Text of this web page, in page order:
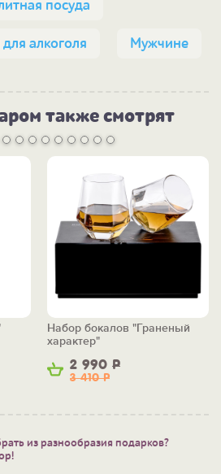
посуда
алкоголя Мужчине
также смотрят
2 990 Р
3 410Р
Набор бокалов "Граненый
характер"
из разнообразия подарков?